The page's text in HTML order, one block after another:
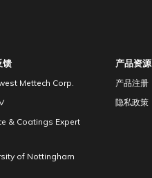
馈
Mettech Corp.
& Coatings Expert
of Nottingham
产品资源
产品注册
隐私政策